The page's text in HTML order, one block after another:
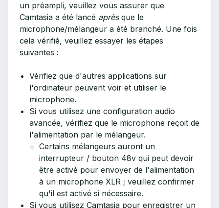
un préampli, veuillez vous assurer que
Camtasia a été lancé aprèsque le
microphone/mélangeur a été branché. Une fois
cela vérifié, veuillez essayer les étapes
suivantes :
Vérifiez que d'autres applications sur
l'ordinateur peuvent voir et utiliser le
microphone.
Si vous utilisez une configuration audio
avancée, vérifiez que le microphone reçoit de
l'alimentation par le mélangeur.
Certains mélangeurs auront un
interrupteur / bouton 48v qui peut devoir
être activé pour envoyer de l'alimentation
à un microphone XLR ; veuillez confirmer
qu'il est activé si nécessaire.
Si vous utilisez Camtasia pour enregistrer un